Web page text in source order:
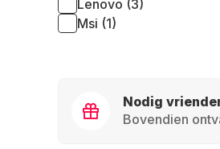
Lenovo (3)
Msi (1)
Nodig
Bovendien